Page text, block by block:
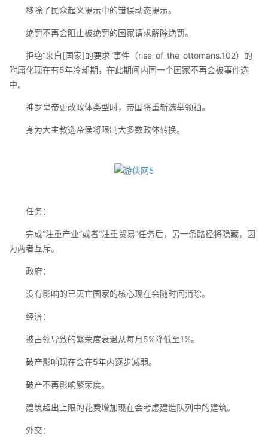
移除了民众起义提示中的错误动态提示。
绝罚不再会阻止被绝罚的国家请求解除绝罚。
拒绝“来自[国家]的要求”事件（rise_of_the_ottomans.102）的
附庸化现在有5年冷却期，在此期间内同一个国家不再会被事件选
中。
神罗皇帝更改政体类型时，帝国将重新选举领袖。
身为大主教选帝侯将限制大多数政体转换。
任务：
完成“注重产业”或者“注重贸易”任务后，另一条路径将隐藏，因
为两者互斥。
政府：
没有影响的已灭亡国家的核心现在会随时间消除。
经济：
被占领导致的繁荣度衰退从每月5%降低至1%。
破产影响现在会在5年内逐步减弱。
破产不再影响繁荣度。
建筑超出上限的花费增加现在会考虑建造队列中的建筑。
外交：